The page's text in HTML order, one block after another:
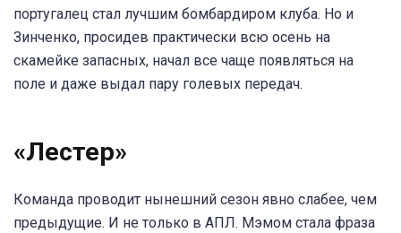
португалец стал лучшим бомбардиром клуба. Но и
Зинченко, просидев практически всю осень на
скамейке запасных, начал все чаще появляться на
поле и даже выдал пару голевых передач.
«Лестер»
Команда проводит нынешний сезон явно слабее, чем
предыдущие. И не только в АПЛ. Мэмом стала фраза